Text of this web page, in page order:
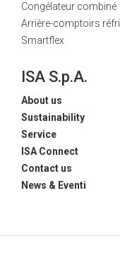
Congélateur combiné
Arrière-comptoirs
Smartflex
ISA S.p.A.
About us
Sustainability
Service
ISA Connect
Contact us
News & Eventi